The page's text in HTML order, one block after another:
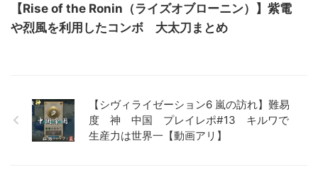
【Rise of the Ronin（ライズオブローニン）】紫電
や烈風を利用したコンボ 大太刀まとめ
【シヴィライゼーション6 嵐の訪れ】難易
度 神 中国 プレイレポ#13 キルワで
生産力は世界一【動画アリ】